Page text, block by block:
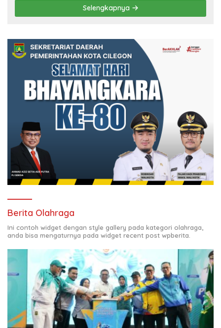
Selengkapnya
Berita Olahraga
Ini contoh widget dengan style gallery pada kategori olahraga,
anda bisa mengaturnya pada widget recent post wpberita.